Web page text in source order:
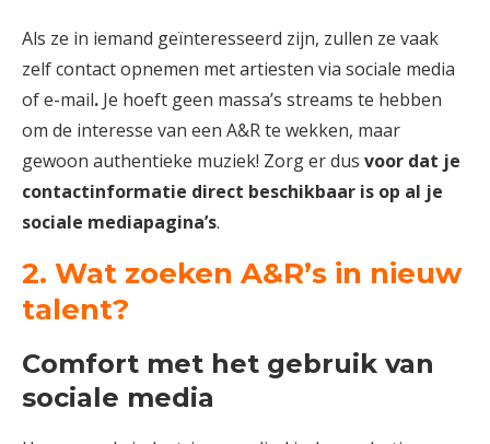
Als ze in iemand geïnteresseerd zijn, zullen ze vaak
zelf contact opnemen met artiesten via sociale media
of e-mail. Je hoeft geen massa’s streams te hebben
om de interesse van een A&R te wekken, maar
gewoon authentieke muziek! Zorg er dus voor dat je
contactinformatie direct beschikbaar is op al je
sociale mediapagina’s.
2. Wat zoeken A&R’s in nieuw
talent?
Comfort met het gebruik van
sociale media